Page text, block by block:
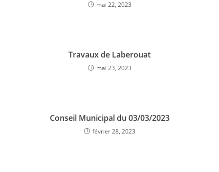
mai 22, 2023
Travaux de Laberouat
mai 23, 2023
Conseil Municipal du 03/03/2023
février 28, 2023